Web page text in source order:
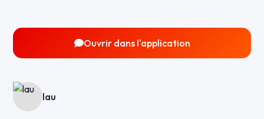
Ouvrir dans l'application
lau